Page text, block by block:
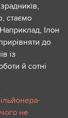
стаємо
Ілон
до
із
й сотні
не